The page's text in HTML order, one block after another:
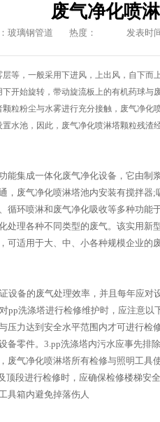
废气净化喷
玻璃钢管道 热度： 发表时
等，一般采用下进风，上出风，自下
开始旋转，带动旋流板上的有机药球
粒粉尘与水雾进行充分接触，废气净
水池，因此，废气净化喷淋塔颗粒残
能集成一体化废气净化设备，它由
，废气净化喷淋塔池内安装有搅拌
循环喷淋和废气净化吸收等多种功
处理各种不同类型的废气。该实用
可适用于大、中、小各种规模企业
设备的废气处理效率，并且每年应
pp洗涤塔进行检修维护时，应注意
压力达到安全水平范围内才可进行检
备零件。3.pp洗涤塔内污水应事先排
废气净化喷淋塔所有检修与照明工具
顶段进行检修时，应确保检修楼梯安
具箱内避免掉落伤人